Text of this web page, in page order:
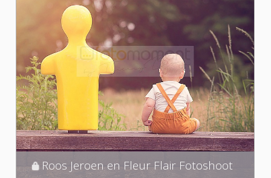
Roos Jeroen en Fleur Flair Fotoshoot